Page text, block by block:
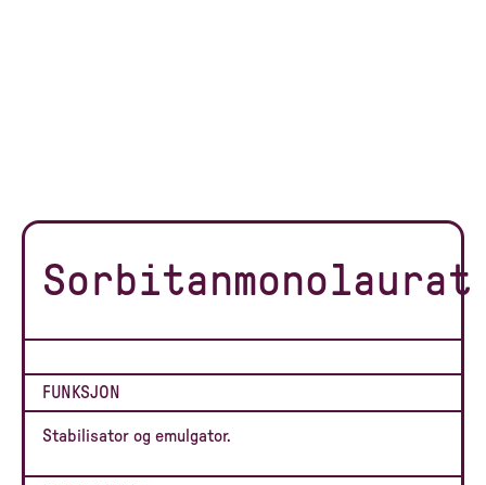
Sorbitanmonolaurat
FUNKSJON
Stabilisator og emulgator.